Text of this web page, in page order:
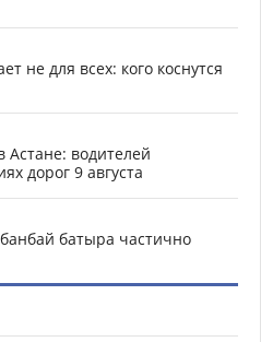
не для всех: кого коснутся
Астане: водителей
дорог 9 августа
батыра частично